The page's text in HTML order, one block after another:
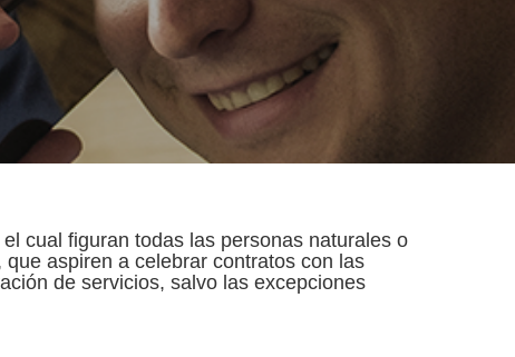
cual figuran todas las personas naturales o
aspiren a celebrar contratos con las
de servicios, salvo las excepciones